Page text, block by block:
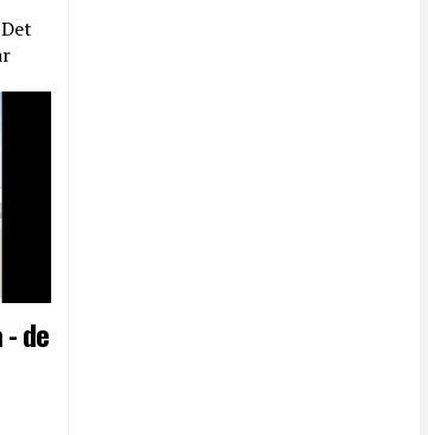
Det
de